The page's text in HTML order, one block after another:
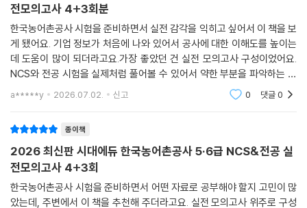
전모의고사 4+3회분
한국농어촌공사 시험을 준비하면서 실전 감각을 익히고 싶어서 이 책을 보
게 됐어요. 기업 정보가 처음에 나와 있어서 공사에 대한 이해도를 높이는
데 도움이 많이 되더라고요.가장 좋았던 건 실전 모의고사 구성이었어요.
NCS와 전공 시험을 실제처럼 풀어볼 수 있어서 약한 부분을 파악하는 데
효과적이었어요. 특히 온라인 모의고사도 제공되어서 추가로 연습하고 마
무리 점검을 할
a*****y 2026.07.02. 신고 0 댓글0
종이책
2026 최신판 시대에듀 한국농어촌공사 5·6급 NCS&전공 실
전모의고사 4+3회
한국농어촌공사 시험을 준비하면서 어떤 자료로 공부해야 할지 고민이 많
았는데, 주변에서 이 책을 추천해 주더라고요. 실전 모의고사 위주로 구성